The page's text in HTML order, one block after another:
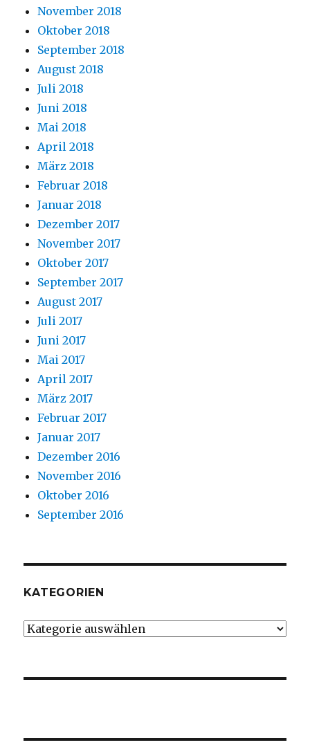
November 2018
Oktober 2018
September 2018
August 2018
Juli 2018
Juni 2018
Mai 2018
April 2018
März 2018
Februar 2018
Januar 2018
Dezember 2017
November 2017
Oktober 2017
September 2017
August 2017
Juli 2017
Juni 2017
Mai 2017
April 2017
März 2017
Februar 2017
Januar 2017
Dezember 2016
November 2016
Oktober 2016
September 2016
KATEGORIEN
Kategorien